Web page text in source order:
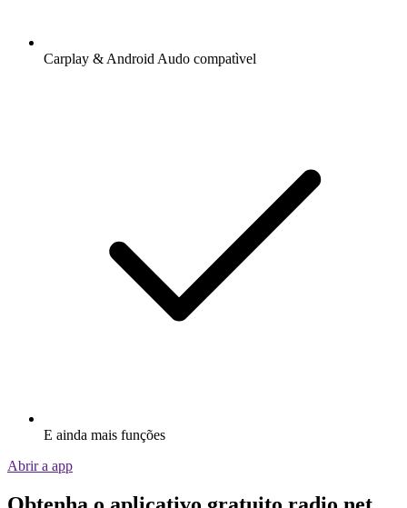
Carplay & Android Audo compatìvel
E ainda mais funções
Abrir a app